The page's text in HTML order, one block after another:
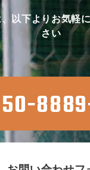
以下よりお気軽
さい